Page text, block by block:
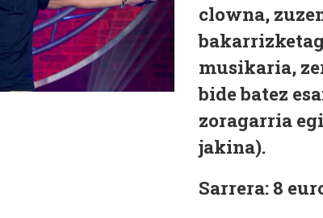
clowna,
musikaria,
bide batez
zoragarria
jakina).
Sarrera: 8